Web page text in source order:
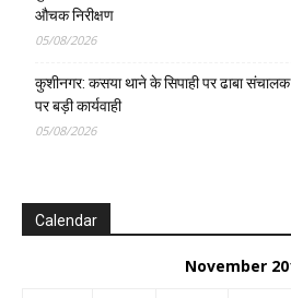
औचक निरीक्षण
05/08/2026
कुशीनगर: कसया थाने के सिपाही पर ढाबा
पर बड़ी कार्यवाही
05/08/2026
Calendar
November